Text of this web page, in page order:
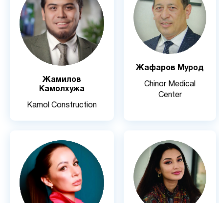
Жамилов
Камолхужа
Kamol Construction
Жафаров Мурод
Chinor Medical
Center